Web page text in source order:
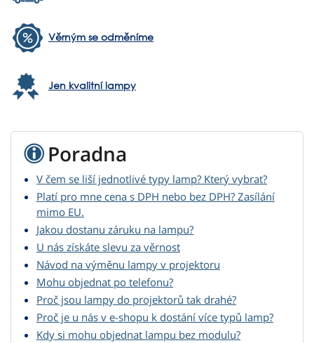
Věrným se odměníme
Jen kvalitní lampy
Poradna
V čem se liší jednotlivé typy lamp? Který vybrat?
Platí pro mne cena s DPH nebo bez DPH? Zasílání
mimo EU.
Jakou dostanu záruku na lampu?
U nás získáte slevu za věrnost
Návod na výměnu lampy v projektoru
Mohu objednat po telefonu?
Proč jsou lampy do projektorů tak drahé?
Proč je u nás v e-shopu k dostání více typů lamp?
Kdy si mohu objednat lampu bez modulu?